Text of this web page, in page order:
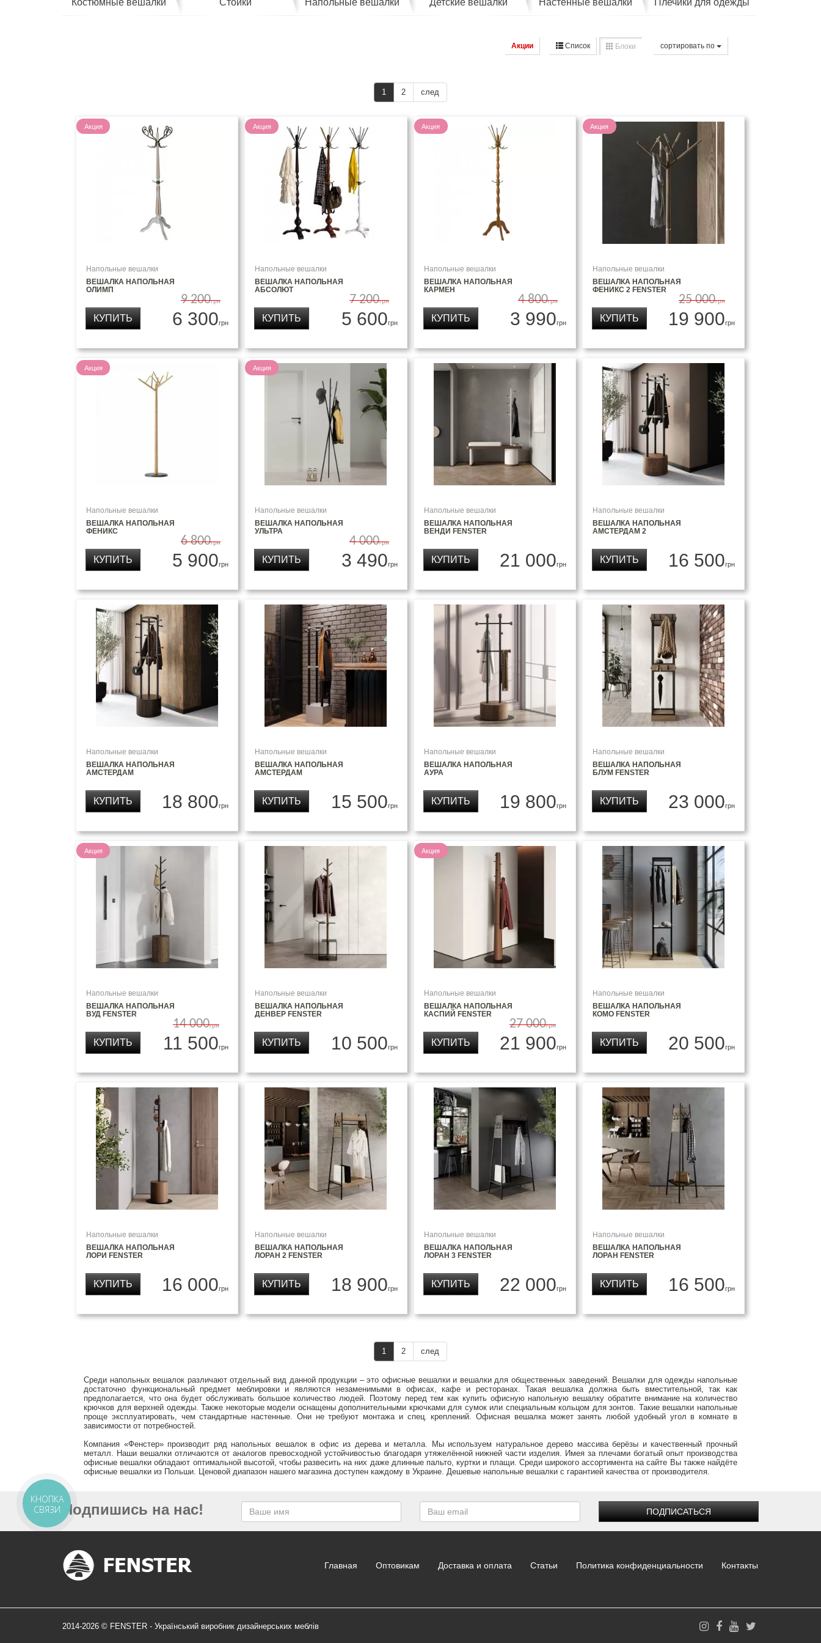
Костюмные вешалки Стойки Напольные вешалки Детские вешалки Настенные вешалки Плечики для одежды
cортировать по
Акции Список Блоки
1 2 след
Акция
Напольные вешалки
ВЕШАЛКА НАПОЛЬНАЯ
ОЛИМП
9 200грн
6 300грн
КУПИТЬ
Акция
Напольные вешалки
ВЕШАЛКА НАПОЛЬНАЯ
АБСОЛЮТ
7 200грн
5 600грн
КУПИТЬ
Акция
Напольные вешалки
ВЕШАЛКА НАПОЛЬНАЯ
КАРМЕН
4 800грн
3 990грн
КУПИТЬ
Акция
Напольные вешалки
ВЕШАЛКА НАПОЛЬНАЯ
ФЕНИКС 2 FENSTER
25 000грн
19 900грн
КУПИТЬ
Акция
Напольные вешалки
ВЕШАЛКА НАПОЛЬНАЯ
ФЕНИКС
6 800грн
5 900грн
КУПИТЬ
Акция
Напольные вешалки
ВЕШАЛКА НАПОЛЬНАЯ
УЛЬТРА
4 000грн
3 490грн
КУПИТЬ
Напольные вешалки
ВЕШАЛКА НАПОЛЬНАЯ
ВЕНДИ FENSTER
21 000грн
КУПИТЬ
Напольные вешалки
ВЕШАЛКА НАПОЛЬНАЯ
АМСТЕРДАМ 2
16 500грн
КУПИТЬ
Напольные вешалки
ВЕШАЛКА НАПОЛЬНАЯ
АМСТЕРДАМ
18 800грн
КУПИТЬ
Напольные вешалки
ВЕШАЛКА НАПОЛЬНАЯ
АМСТЕРДАМ
15 500грн
КУПИТЬ
Напольные вешалки
ВЕШАЛКА НАПОЛЬНАЯ
АУРА
19 800грн
КУПИТЬ
Напольные вешалки
ВЕШАЛКА НАПОЛЬНАЯ
БЛУМ FENSTER
23 000грн
КУПИТЬ
Акция
Напольные вешалки
ВЕШАЛКА НАПОЛЬНАЯ
ВУД FENSTER
14 000грн
11 500грн
КУПИТЬ
Напольные вешалки
ВЕШАЛКА НАПОЛЬНАЯ
ДЕНВЕР FENSTER
10 500грн
КУПИТЬ
Акция
Напольные вешалки
ВЕШАЛКА НАПОЛЬНАЯ
КАСПИЙ FENSTER
27 000грн
21 900грн
КУПИТЬ
Напольные вешалки
ВЕШАЛКА НАПОЛЬНАЯ
КОМО FENSTER
20 500грн
КУПИТЬ
Напольные вешалки
ВЕШАЛКА НАПОЛЬНАЯ
ЛОРИ FENSTER
16 000грн
КУПИТЬ
Напольные вешалки
ВЕШАЛКА НАПОЛЬНАЯ
ЛОРАН 2 FENSTER
18 900грн
КУПИТЬ
Напольные вешалки
ВЕШАЛКА НАПОЛЬНАЯ
ЛОРАН 3 FENSTER
22 000грн
КУПИТЬ
Напольные вешалки
ВЕШАЛКА НАПОЛЬНАЯ
ЛОРАН FENSTER
16 500грн
КУПИТЬ
1 2 след
Среди напольных вешалок различают отдельный вид данной продукции – это офисные вешалки и вешалки для общественных заведений. Вешалки для одежды напольные
достаточно функциональный предмет меблировки и являются незаменимыми в офисах, кафе и ресторанах. Такая вешалка должна быть вместительной, так как
предполагается, что она будет обслуживать большое количество людей. Поэтому перед тем как купить офисную напольную вешалку обратите внимание на количество
крючков для верхней одежды. Также некоторые модели оснащены дополнительными крючками для сумок или специальным кольцом для зонтов. Такие вешалки напольные
проще эксплуатировать, чем стандартные настенные. Они не требуют монтажа и спец. креплений. Офисная вешалка может занять любой удобный угол в комнате в
зависимости от потребностей.
Компания «Фенстер» производит ряд напольных вешалок в офис из дерева и металла. Мы используем натуральное дерево массива берёзы и качественный прочный
металл. Наши вешалки отличаются от аналогов превосходной устойчивостью благодаря утяжелённой нижней части изделия. Имея за плечами богатый опыт производства
офисные вешалки обладают оптимальной высотой, чтобы развесить на них даже длинные пальто, куртки и плащи. Среди широкого ассортимента на сайте Вы также найдёте
офисные вешалки из Польши. Ценовой диапазон нашего магазина доступен каждому в Украине. Дешевые напольные вешалки с гарантией качества от производителя.
Подпишись на нас! ПОДПИСАТЬСЯ
Главная Оптовикам Доставка и оплата Статьи Политика конфиденциальности Контакты
2014-2026 © FENSTER - Український виробник дизайнерських меблів
КНОПКА
СВЯЗИ